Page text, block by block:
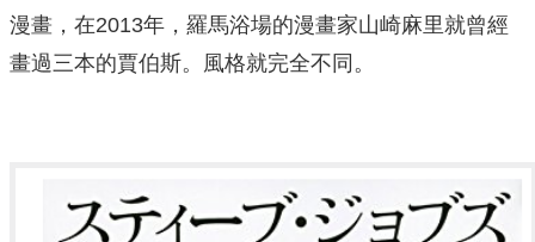
漫畫，在2013年，羅馬浴場的漫畫家山崎麻里就曾經
畫過三本的賈伯斯。風格就完全不同。